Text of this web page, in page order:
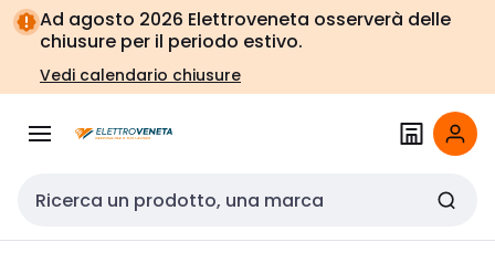
Vai alla
navigazione
Vai
alla
pagina
Ad agosto 2026 Elettroveneta osserverà delle
chiusure per il periodo estivo.
Vedi calendario chiusure
Cerca input